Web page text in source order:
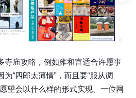
寺庙攻略，例如雍和宫适合许愿事
“四郎太薄情”，而且要“服从调
望会以什么样的形式实现。一位网